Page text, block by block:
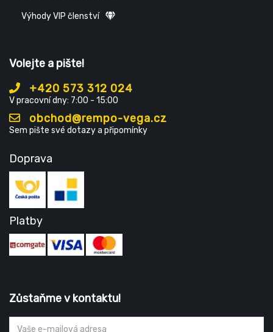
Výhody VIP členství
Volejte a pište!
+420 573 312 024
V pracovní dny: 7:00 - 15:00
obchod@rempo-vega.cz
Sem pište své dotazy a připomínky
Doprava
Platby
Zůstaňme v kontaktu!